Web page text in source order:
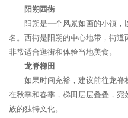
阳朔西街
阳朔是一个风景如画的小镇
名。西街是阳朔的中心地带，街道
非常适合逛街和体验当地美食。
龙脊梯田
如果时间充裕，建议前往龙
在秋季和春季，梯田层层叠叠，
族的独特文化。